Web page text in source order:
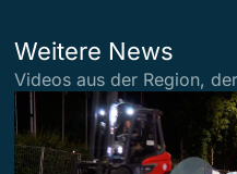
Weitere News
Videos aus der Region,